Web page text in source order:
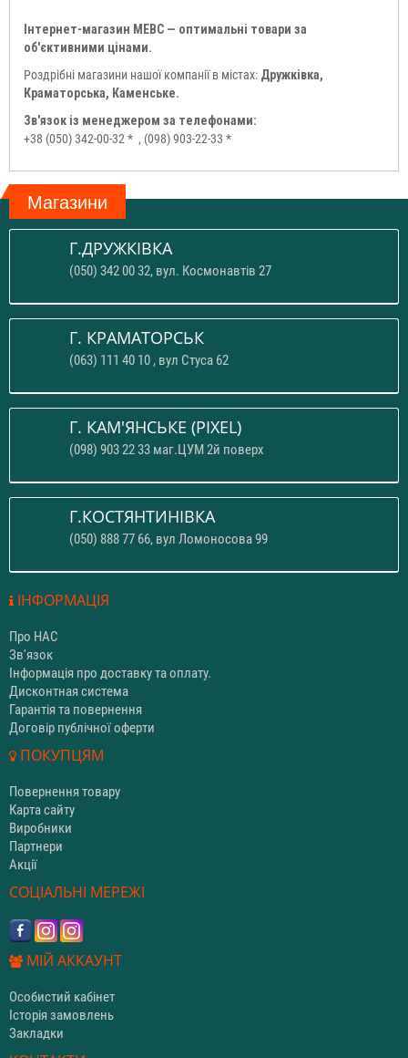
Інтернет-магазин МЕВС — оптимальні товари за
об'єктивними цінами.
Роздрібні магазини нашої компанії в містах: Дружківка,
Краматорська, Каменське.
Зв'язок із менеджером за телефонами:
+38 (050) 342-00-32 * , (098) 903-22-33 *
Магазини
Г.ДРУЖКІВКА
(050) 342 00 32, вул. Космонавтів 27
Г. КРАМАТОРСЬК
(063) 111 40 10 , вул Стуса 62
Г. КАМ'ЯНСЬКЕ (PIXEL)
(098) 903 22 33 маг.ЦУМ 2й поверх
Г.КОСТЯНТИНІВКА
(050) 888 77 66, вул Ломоносова 99
ІНФОРМАЦІЯ
Про НАС
Зв'язок
Інформація про доставку та оплату.
Дисконтная система
Гарантія та повернення
Договір публічної оферти
ПОКУПЦЯМ
Повернення товару
Карта сайту
Виробники
Партнери
Акції
СОЦІАЛЬНІ МЕРЕЖІ
МІЙ АККАУНТ
Особистий кабінет
Історія замовлень
Закладки